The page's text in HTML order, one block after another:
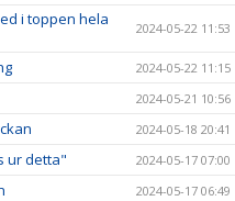
i toppen hela
2024-05-22 11:53
2024-05-22 11:15
2024-05-21 10:56
2024-05-18 20:41
ur detta" 2024-05-17 07:00
2024-05-17 06:49